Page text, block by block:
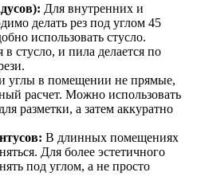
Для внутренних и
делать рез под углом 45
использовать стусло.
стусло, и пила делается по
углы в помещении не прямые,
расчет. Можно использовать
разметки, а затем аккуратно
В длинных помещениях
Для более эстетичного
под углом, а не просто